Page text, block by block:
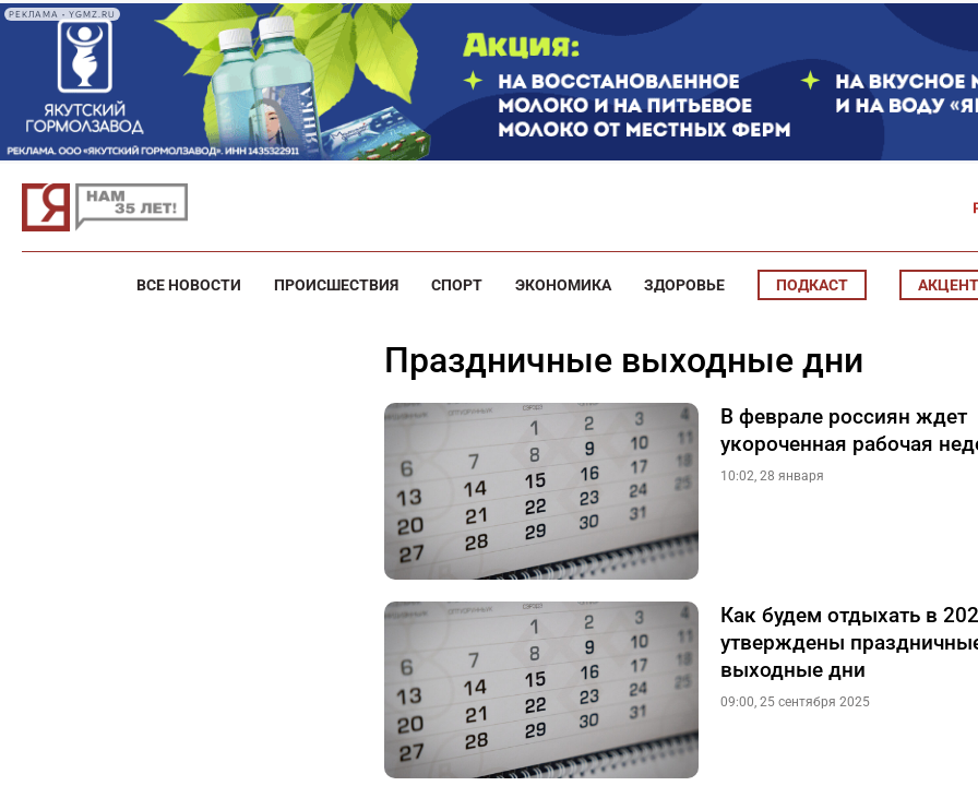
РЕКЛАМА • YGMZ.RU
ВСЕ НОВОСТИ ПРОИСШЕСТВИЯ СПОРТ ЭКОНОМИКА ЗДОРОВЬЕ ПОДКАСТ АКЦЕНТ
праздничные выходные дни
В феврале россиян ждет
укороченная рабочая
10:02, 28 января
Как будем отдыхать в
утверждены
выходные дни
09:00, 25 сентября 2025